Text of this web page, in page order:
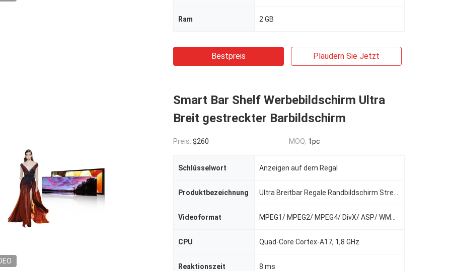
Ram 2 GB
Bestpreis Plaudern Sie Jetzt
Smart Bar Shelf Werbebildschirm Ultra
Breit gestreckter Barbildschirm
Preis: $260 MOQ: 1pc
Schlüsselwort Anzeigen auf dem Regal
Produktbezeichnung
Videoformat
CPU Quad-Core Cortex-A17, 1,8 GHz
Reaktionszeit 8 ms